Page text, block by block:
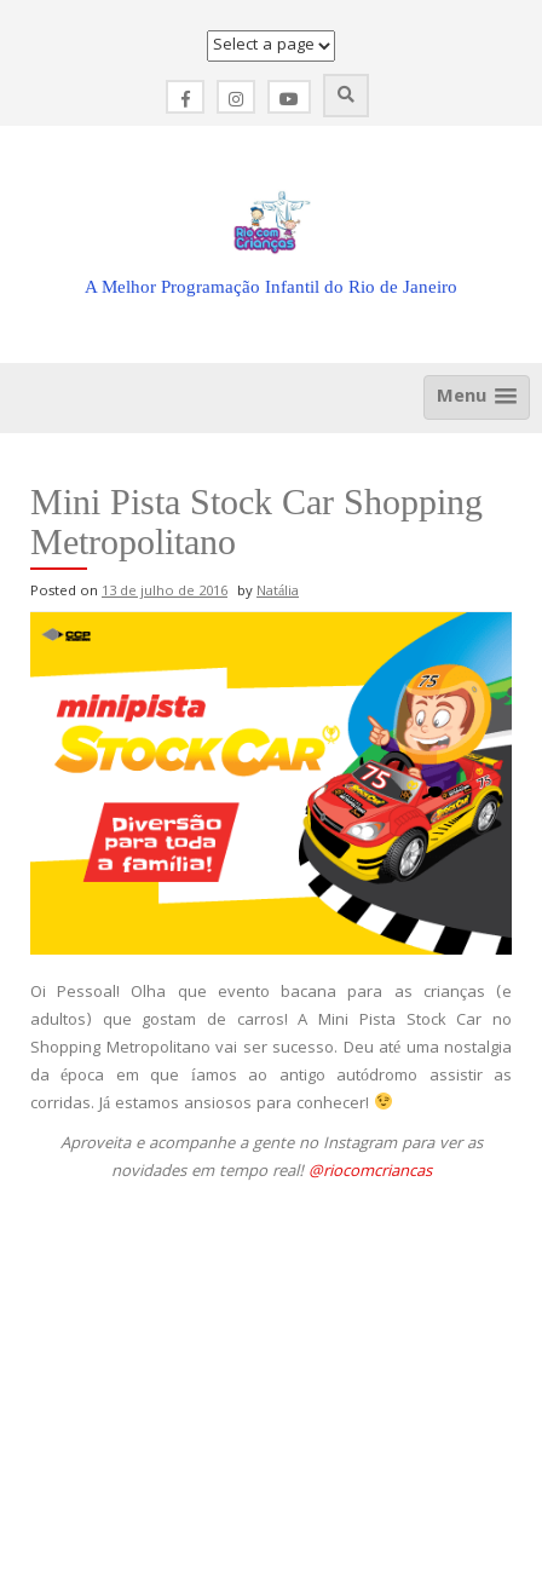
A Melhor Programação Infantil do Rio de Janeiro
Menu
Mini Pista Stock Car Shopping
Metropolitano
Posted on 13 de julho de 2016 byNatália
Oi Pessoal! Olha que evento bacana para as crianças (e
adultos) que gostam de carros! A Mini Pista Stock Car no
Shopping Metropolitano vai ser sucesso. Deu até uma nostalgia
da época em que íamos ao antigo autódromo assistir as
corridas. Já estamos ansiosos para conhecer!
Aproveita e acompanhe a gente no Instagram para ver as
novidades em tempo real!@riocomcriancas